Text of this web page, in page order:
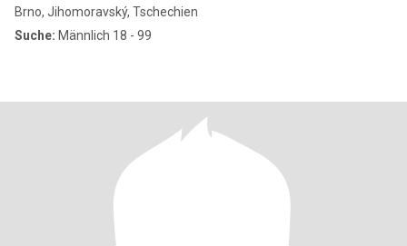
Brno, Jihomoravský, Tschechien
Suche: Männlich 18 - 99